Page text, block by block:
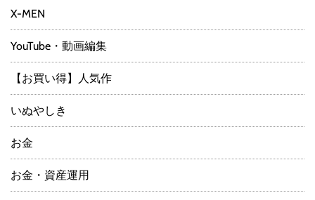
X-MEN
YouTube・動画編集
【お買い得】人気作
いぬやしき
お金
お金・資産運用